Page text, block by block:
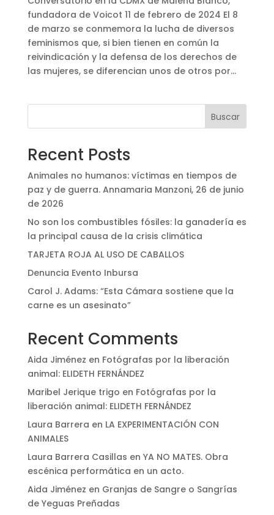
fundadora de Voicot 11 de febrero de 2024 El 8
de marzo se conmemora la lucha de diversos
feminismos que, si bien tienen en común la
reivindicación y la defensa de los derechos de
las mujeres, se diferencian unos de otros por...
Buscar
Recent Posts
Animales no humanos: víctimas en tiempos de
paz y de guerra. Annamaria Manzoni, 26 de junio
de 2026
No son los combustibles fósiles: la ganadería es
la principal causa de la crisis climática
TARJETA ROJA AL USO DE CABALLOS
Denuncia Evento Inbursa
Carol J. Adams: “Esta Cámara sostiene que la
carne es un asesinato”
Recent Comments
Aida Jiménez en Fotógrafas por la liberación
animal: ELIDETH FERNÁNDEZ
Maribel Jerique trigo en Fotógrafas por la
liberación animal: ELIDETH FERNÁNDEZ
Laura Barrera en LA EXPERIMENTACIÓN CON
ANIMALES
Laura Barrera Casillas en YA NO MATES. Obra
escénica performática en un acto.
Aida Jiménez en Granjas de Sangre o Sangrías
de Yeguas Preñadas